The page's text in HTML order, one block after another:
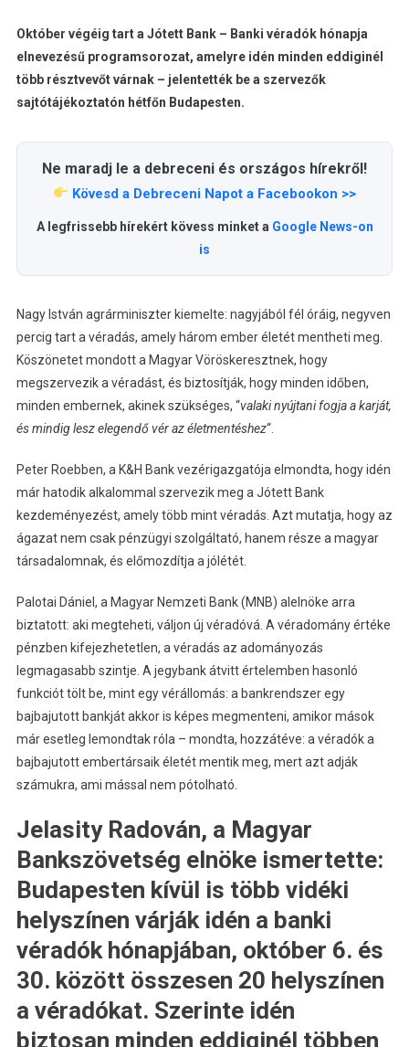
Október végéig tart a Jótett Bank – Banki véradók hónapja
elnevezésű programsorozat, amelyre idén minden eddiginél
több résztvevőt várnak – jelentették be a szervezők
sajtótájékoztatón hétfőn Budapesten.
Ne maradj le a debreceni és országos hírekről!
Kövesd a Debreceni Napot a Facebookon >>
A legfrissebb hírekért kövess minket a Google News-on
is
Nagy István agrárminiszter kiemelte: nagyjából fél óráig, negyven
percig tart a véradás, amely három ember életét mentheti meg.
Köszönetet mondott a Magyar Vöröskeresztnek, hogy
megszervezik a véradást, és biztosítják, hogy minden időben,
minden embernek, akinek szükséges, “valaki nyújtani fogja a karját,
és mindig lesz elegendő vér az életmentéshez“.
Peter Roebben, a K&H Bank vezérigazgatója elmondta, hogy idén
már hatodik alkalommal szervezik meg a Jótett Bank
kezdeményezést, amely több mint véradás. Azt mutatja, hogy az
ágazat nem csak pénzügyi szolgáltató, hanem része a magyar
társadalomnak, és előmozdítja a jólétét.
Palotai Dániel, a Magyar Nemzeti Bank (MNB) alelnöke arra
biztatott: aki megteheti, váljon új véradóvá. A véradomány értéke
pénzben kifejezhetetlen, a véradás az adományozás
legmagasabb szintje. A jegybank átvitt értelemben hasonló
funkciót tölt be, mint egy vérállomás: a bankrendszer egy
bajbajutott bankját akkor is képes megmenteni, amikor mások
már esetleg lemondtak róla – mondta, hozzátéve: a véradók a
bajbajutott embertársaik életét mentik meg, mert azt adják
számukra, ami mással nem pótolható.
Jelasity Radován, a Magyar
Bankszövetség elnöke ismertette:
Budapesten kívül is több vidéki
helyszínen várják idén a banki
véradók hónapjában, október 6. és
30. között összesen 20 helyszínen
a véradókat. Szerinte idén
biztosan minden eddiginél többen